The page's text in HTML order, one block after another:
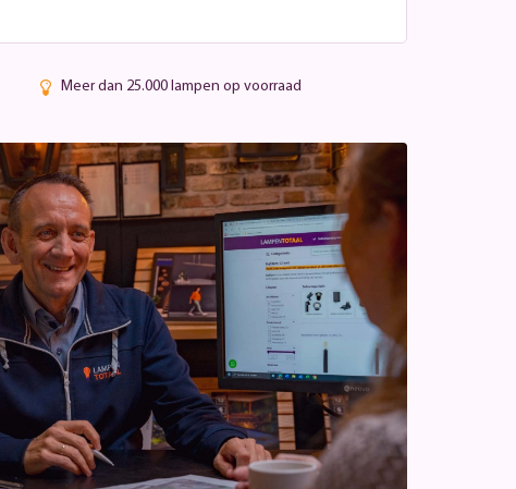
Meer dan 25.000 lampen op voorraad